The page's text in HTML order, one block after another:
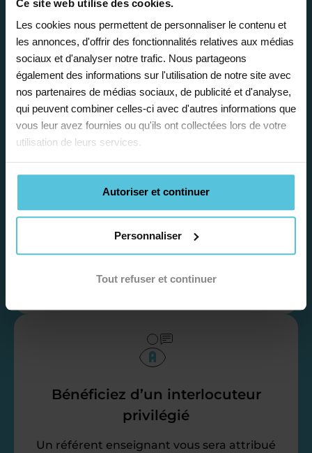
Ce site web utilise des cookies.
Les cookies nous permettent de personnaliser le contenu et
les annonces, d'offrir des fonctionnalités relatives aux médias
sociaux et d'analyser notre trafic. Nous partageons
également des informations sur l'utilisation de notre site avec
nos partenaires de médias sociaux, de publicité et d'analyse,
qui peuvent combiner celles-ci avec d'autres informations que
vous leur avez fournies ou qu'ils ont collectées lors de votre
utilisation de leurs services.
Autoriser et continuer
Personnaliser
Tout refuser et continuer
emploi du temps en fonction de votre profil,
vos disponibilités et votre flexibilité.
Déléguez vos tâches
administratives
Nos équipes d’experts se chargent de tout
pour vous ! De la recherche de famille
Nous simplifions votre quotidien.
Bénéficiez d’un interlocuteur
privilégié
Un référent enseignant vous sera attribué